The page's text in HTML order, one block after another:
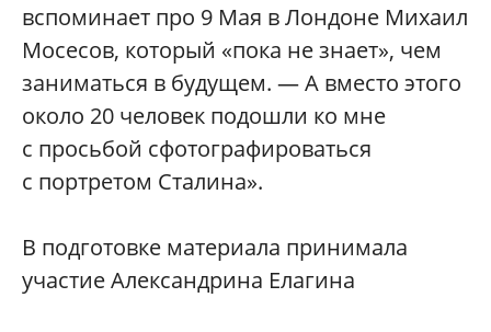
вспоминает про 9 Мая в Лондоне Михаил
Мосесов, который «пока не знает», чем
заниматься в будущем. — А вместо этого
около 20 человек подошли ко мне
с просьбой сфотографироваться
с портретом Сталина».
В подготовке материала принимала
участиеАлександрина Елагина